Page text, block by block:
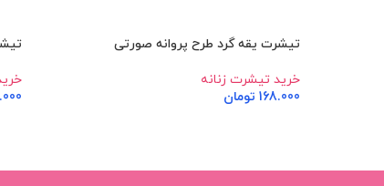
تیشرت یقه گرد طرح پروانه صورتی
خرید تیشرت زنانه
168.000 تومان